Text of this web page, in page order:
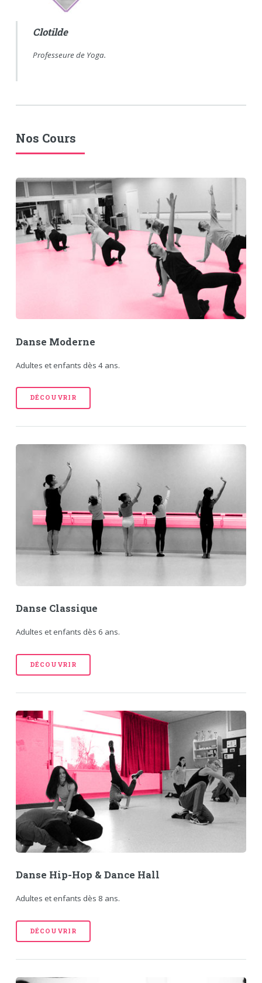
Clotilde
Professeure de Yoga.
Nos Cours
Danse Moderne
Adultes et enfants dès 4 ans.
DÉCOUVRIR
Danse Classique
Adultes et enfants dès 6 ans.
DÉCOUVRIR
Danse Hip-Hop & Dance Hall
Adultes et enfants dès 8 ans.
DÉCOUVRIR